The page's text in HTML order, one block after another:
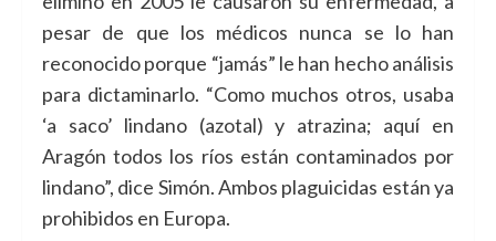
pesar de que los médicos nunca se lo han
reconocido porque “jamás” le han hecho análisis
para dictaminarlo. “Como muchos otros, usaba
‘a saco’ lindano (azotal) y atrazina; aquí en
Aragón todos los ríos están contaminados por
lindano”, dice Simón. Ambos plaguicidas están ya
prohibidos en Europa.